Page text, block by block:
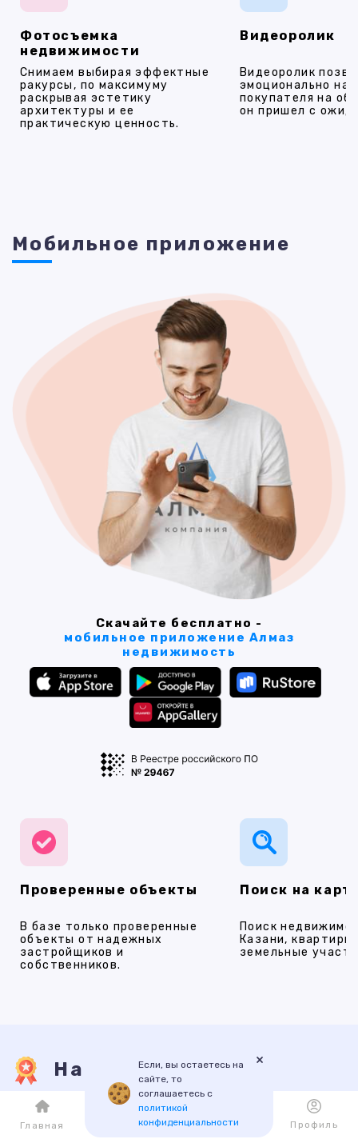
Фотосъемка
недвижимости
Снимаем выбирая эффектные
ракурсы, по максимуму
раскрывая эстетику
архитектуры и ее
практическую ценность.
Видеоролик
Видеоролик
эмоционально
покупателя на
он пришел с
Мобильное приложение
Скачайте бесплатно -
мобильное приложение Алмаз
недвижимость
Проверенные объекты
В базе только проверенные
объекты от надежных
застройщиков и
собственников.
Поиск на
Поиск
Казани,
земельные
Наши услуги
ПРОДАЖА АРЕНДА НОВОСТРОЙКИ ИПОТЕКА
Если, вы остаетесь на
сайте, то
соглашаетесь с
политикой
конфиденциальности
×
Главная Каталог Избранное Профиль